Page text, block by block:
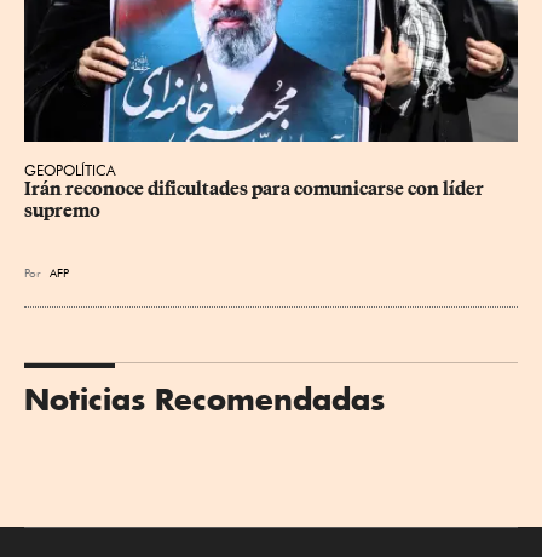
GEOPOLÍTICA
Irán reconoce dificultades para comunicarse con líder
supremo
Por AFP
Noticias Recomendadas